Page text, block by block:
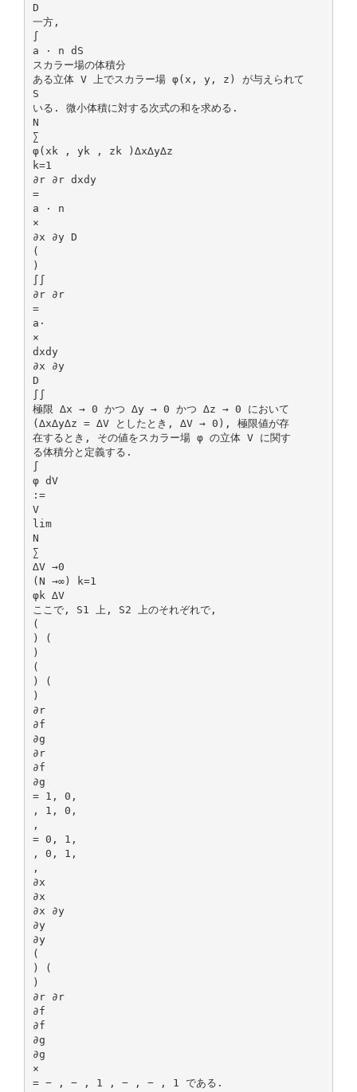
D
一方,
∫
a · n dS
スカラー場の体積分
ある立体 V 上でスカラー場 φ(x, y, z) が与えられて
S
いる. 微小体積に対する次式の和を求める.
N
∑
φ(xk , yk , zk )∆x∆y∆z
k=1
∂r ∂r dxdy
=
a · n
×
∂x ∂y D
(
)
∫∫
∂r ∂r
=
a·
×
dxdy
∂x ∂y
D
∫∫
極限 ∆x → 0 かつ ∆y → 0 かつ ∆z → 0 において
(∆x∆y∆z = ∆V としたとき, ∆V → 0), 極限値が存
在するとき, その値をスカラー場 φ の立体 V に関す
る体積分と定義する.
∫
φ dV
:=
V
lim
N
∑
∆V →0
(N →∞) k=1
φk ∆V
ここで, S1 上, S2 上のそれぞれで,
(
) (
)
(
) (
)
∂r
∂f
∂g
∂r
∂f
∂g
= 1, 0,
, 1, 0,
,
= 0, 1,
, 0, 1,
,
∂x
∂x
∂x ∂y
∂y
∂y
(
) (
)
∂r ∂r
∂f
∂f
∂g
∂g
×
= − , − , 1 , − , − , 1 である.